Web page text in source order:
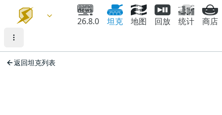
26.8.0 坦克 地图 回放 统计 商店
返回坦克列表